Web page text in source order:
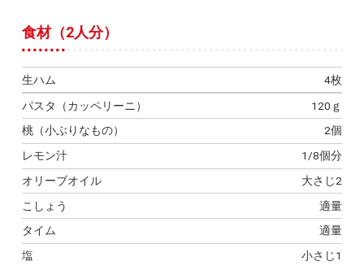
食材（2人分）
生ハム
4枚
パスタ（カッペリーニ）
120ｇ
桃（小ぶりなもの）
2個
レモン汁
1/8個分
オリーブオイル
大さじ2
こしょう
適量
タイム
適量
塩
小さじ1